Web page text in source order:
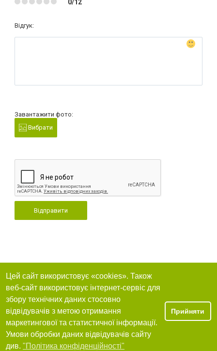
0/12
Відгук:
Завантажити фото:
Вибрати
Відправити
Цей сайт використовує «cookies». Також
веб-сайт використовує інтернет-сервіс для
збору технічних даних стосовно
відвідувачів з метою отримання
маркетингової та статистичної інформації.
Умови обробки даних відвідувачів сайту
див. "Політика конфіденційності"
Прийняти